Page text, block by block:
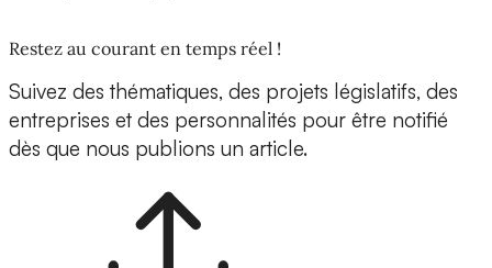
Restez au courant en temps réel !
Suivez des thématiques, des projets législatifs, des
entreprises et des personnalités pour être notifié
dès que nous publions un article.